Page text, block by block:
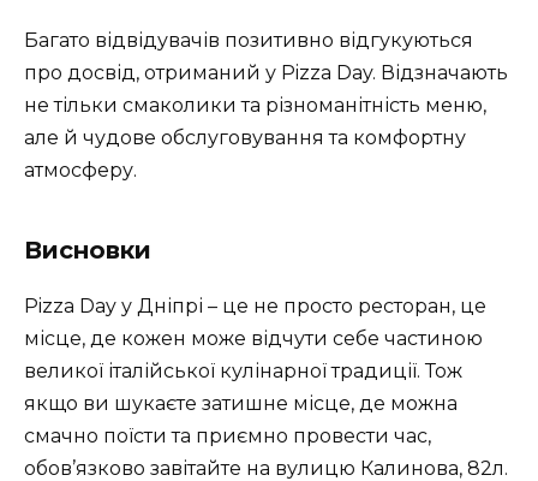
Багато відвідувачів позитивно відгукуються
про досвід, отриманий у Pizza Day. Відзначають
не тільки смаколики та різноманітність меню,
але й чудове обслуговування та комфортну
атмосферу.
Висновки
Pizza Day у Дніпрі – це не просто ресторан, це
місце, де кожен може відчути себе частиною
великої італійської кулінарної традиції. Тож
якщо ви шукаєте затишне місце, де можна
смачно поїсти та приємно провести час,
обов’язково завітайте на вулицю Калинова, 82л.